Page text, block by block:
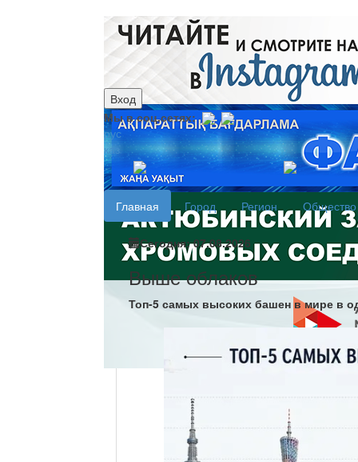
Вход
Мы в соц.сетях:
рус
каз
Главная Город Регион Общество
Сегодня: 07.08.2026
Выше облаков
Топ-5 самых высоких башен в мире в